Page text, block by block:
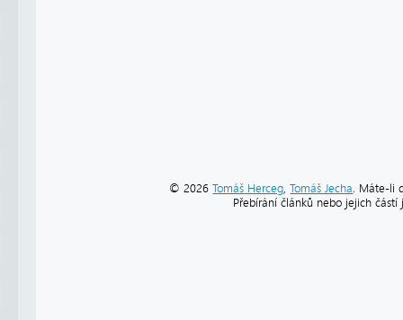
© 2026Tomáš Herceg,Tomáš Jecha. Máte-li
Přebírání článků nebo jejich